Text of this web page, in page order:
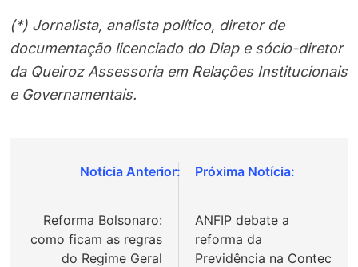
(*) Jornalista, analista político, diretor de
documentação licenciado do Diap e sócio-diretor
da Queiroz Assessoria em Relações Institucionais
e Governamentais.
Navegação
Post
Reforma Bolsonaro:
como ficam as regras
do Regime Geral
ANFIP debate a
reforma da
Previdência na Contec